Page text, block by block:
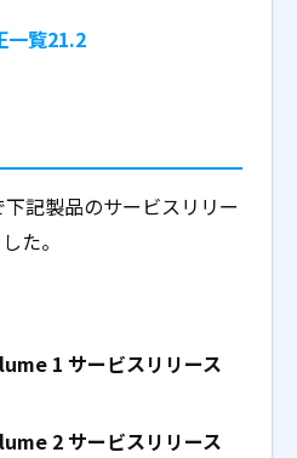
覧21.2
記製品のサービスリリー
た。
1 サービスリリース
2 サービスリリース